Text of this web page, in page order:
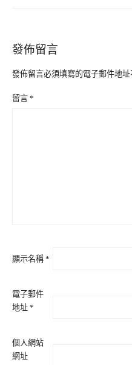
發佈留言
發佈留言必須填寫的電子郵件地址
留言 *
顯示名稱 *
電子郵件
地址 *
個人網站
網址